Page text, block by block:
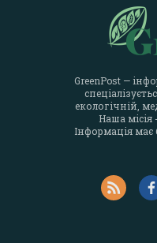
GreenPost —
екологічній,
Наша місія
Інформація